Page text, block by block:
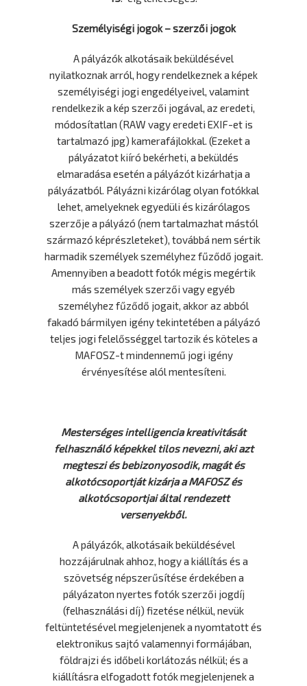
Személyiségi jogok – szerzői jogok
A pályázók alkotásaik beküldésével
nyilatkoznak arról, hogy rendelkeznek a képek
személyiségi jogi engedélyeivel, valamint
rendelkezik a kép szerzői jogával, az eredeti,
módosítatlan (RAW vagy eredeti EXIF-et is
tartalmazó jpg) kamerafájlokkal. (Ezeket a
pályázatot kiíró bekérheti, a beküldés
elmaradása esetén a pályázót kizárhatja a
pályázatból. Pályázni kizárólag olyan fotókkal
lehet, amelyeknek egyedüli és kizárólagos
szerzője a pályázó (nem tartalmazhat mástól
származó képrészleteket), továbbá nem sértik
harmadik személyek személyhez fűződő jogait.
Amennyiben a beadott fotók mégis megértik
más személyek szerzői vagy egyéb
személyhez fűződő jogait, akkor az abból
fakadó bármilyen igény tekintetében a pályázó
teljes jogi felelősséggel tartozik és köteles a
MAFOSZ-t mindennemű jogi igény
érvényesítése alól mentesíteni.
Mesterséges intelligencia kreativitását
felhasználó képekkel tilos nevezni, aki azt
megteszi és bebizonyosodik, magát és
alkotócsoportját kizárja a MAFOSZ és
alkotócsoportjai által rendezett
versenyekből.
A pályázók, alkotásaik beküldésével
hozzájárulnak ahhoz, hogy a kiállítás és a
szövetség népszerűsítése érdekében a
pályázaton nyertes fotók szerzői jogdíj
(felhasználási díj) fizetése nélkül, nevük
feltüntetésével megjelenjenek a nyomtatott és
elektronikus sajtó valamennyi formájában,
földrajzi és időbeli korlátozás nélkül; és a
kiállításra elfogadott fotók megjelenjenek a